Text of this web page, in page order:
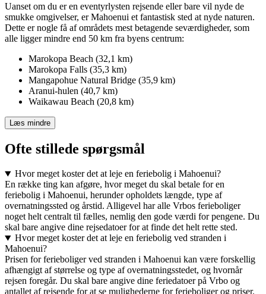
Uanset om du er en eventyrlysten rejsende eller bare vil nyde de
smukke omgivelser, er Mahoenui et fantastisk sted at nyde naturen.
Dette er nogle få af områdets mest betagende seværdigheder, som
alle ligger mindre end 50 km fra byens centrum:
Marokopa Beach (32,1 km)
Marokopa Falls (35,3 km)
Mangapohue Natural Bridge (35,9 km)
Aranui-hulen (40,7 km)
Waikawau Beach (20,8 km)
Læs mindre
Ofte stillede spørgsmål
Hvor meget koster det at leje en feriebolig i Mahoenui?
En række ting kan afgøre, hvor meget du skal betale for en
feriebolig i Mahoenui, herunder opholdets længde, type af
overnatningssted og årstid. Alligevel har alle Vrbos ferieboliger
noget helt centralt til fælles, nemlig den gode værdi for pengene. Du
skal bare angive dine rejsedatoer for at finde det helt rette sted.
Hvor meget koster det at leje en feriebolig ved stranden i
Mahoenui?
Prisen for ferieboliger ved stranden i Mahoenui kan være forskellig
afhængigt af størrelse og type af overnatningsstedet, og hvornår
rejsen foregår. Du skal bare angive dine feriedatoer på Vrbo og
antallet af rejsende for at se mulighederne for ferieboliger og priser.